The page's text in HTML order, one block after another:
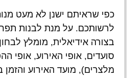
כפי שראיתם ישנן לא מעט
לרשותכם. על מנת לבנות
בצורה אידיאלית, מומלץ
סועדים, אופי האירוע, אופי
מלצרים), מועד האירוע